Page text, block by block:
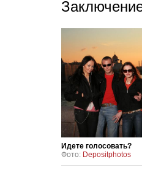
Идете голосовать?
Фото: Depositphotos